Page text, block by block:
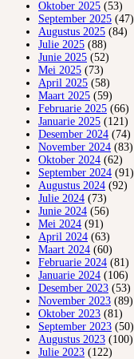
Oktober 2025 (53)
September 2025 (47)
Augustus 2025 (84)
Julie 2025 (88)
Junie 2025 (52)
Mei 2025 (73)
April 2025 (58)
Maart 2025 (59)
Februarie 2025 (66)
Januarie 2025 (121)
Desember 2024 (74)
November 2024 (83)
Oktober 2024 (62)
September 2024 (91)
Augustus 2024 (92)
Julie 2024 (73)
Junie 2024 (56)
Mei 2024 (91)
April 2024 (63)
Maart 2024 (60)
Februarie 2024 (81)
Januarie 2024 (106)
Desember 2023 (53)
November 2023 (89)
Oktober 2023 (81)
September 2023 (50)
Augustus 2023 (100)
Julie 2023 (122)